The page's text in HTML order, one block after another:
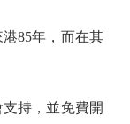
85年，而在其
持，並免費開